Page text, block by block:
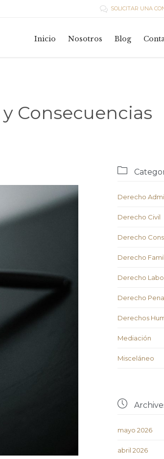
 SOLICITAR UNA
Inicio Nosotros Blog
Consecuencias

Derecho
Derecho Civil
Derecho
Derecho
Derecho
Derecho
Derechos
Mediación
Misceláneo

mayo 2026
abril 2026